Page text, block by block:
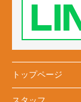
トップページ